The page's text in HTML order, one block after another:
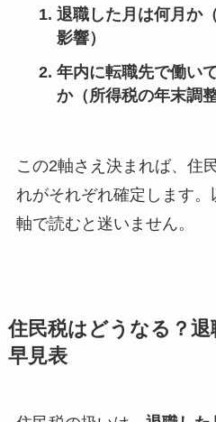
退職した月は何月か
影響）
年内に転職先で働い
か（所得税の年末調
この2軸さえ決まれば、住
れがそれぞれ確定します
軸で読むと迷いません。
住民税はどうなる？
早見表